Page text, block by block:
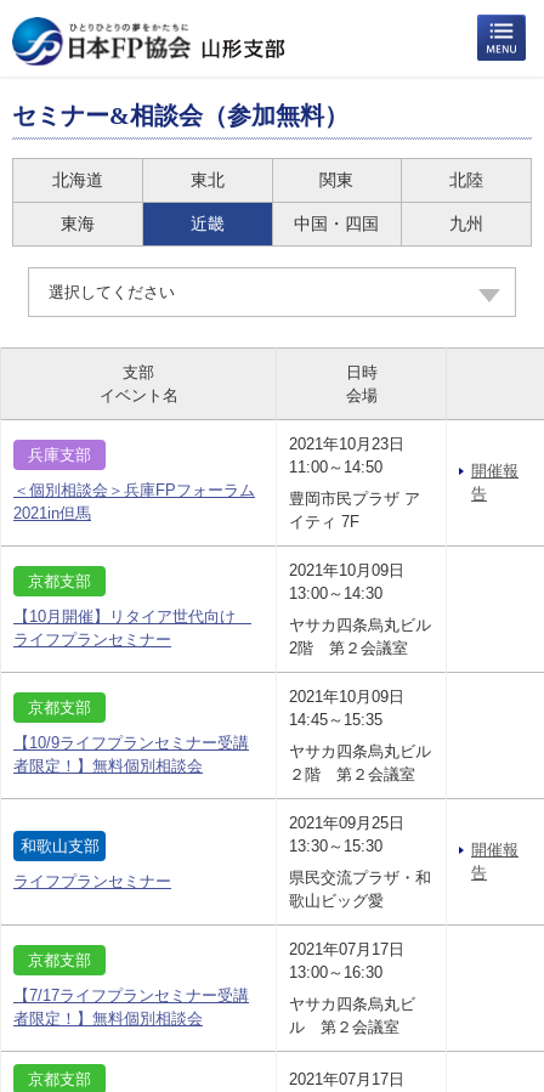
セミナー&相談会（参加無料）
北海道 東北 関東 北陸
東海 近畿 中国・四国 九州
選択してください
支部
イベント名
日時
会場
兵庫支部
＜個別相談会＞兵庫FPフォーラム
2021in但馬
2021年10月23日
11:00～14:50
豊岡市民プラザ ア
イティ 7F
開催報
告
京都支部
【10月開催】リタイア世代向け
ライフプランセミナー
2021年10月09日
13:00～14:30
ヤサカ四条烏丸ビル
2階 第２会議室
京都支部
【10/9ライフプランセミナー受講
者限定！】無料個別相談会
2021年10月09日
14:45～15:35
ヤサカ四条烏丸ビル
２階 第２会議室
和歌山支部
ライフプランセミナー
2021年09月25日
13:30～15:30
県民交流プラザ・和
歌山ビッグ愛
開催報
告
京都支部
【7/17ライフプランセミナー受講
者限定！】無料個別相談会
2021年07月17日
13:00～16:30
ヤサカ四条烏丸ビ
ル 第２会議室
京都支部
2021年07月17日